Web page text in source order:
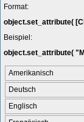
Format:
object.set_attribute(
Beispiel:
object.set_attribute(
Amerikanisch
Deutsch
Englisch